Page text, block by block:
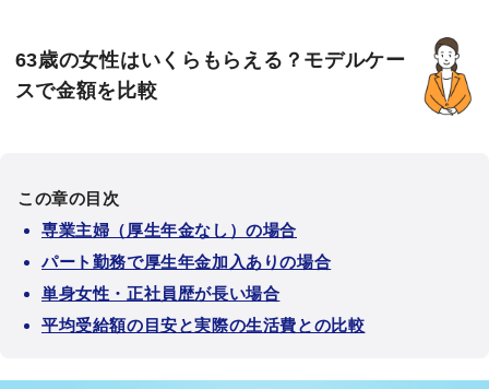
63歳の女性はいくらもらえる？モデルケー
スで金額を比較
この章の目次
専業主婦（厚生年金なし）の場合
パート勤務で厚生年金加入ありの場合
単身女性・正社員歴が長い場合
平均受給額の目安と実際の生活費との比較